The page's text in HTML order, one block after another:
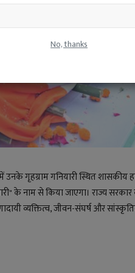
No, thanks
उनके गृहग्राम गनियारी स्थित शासकीय
के नाम से किया जाएगा। राज्य सरकार
व्यक्तित्व, जीवन-संघर्ष और
ने एडवांस नहीं दिया,
Aug 5, 2026 0 67